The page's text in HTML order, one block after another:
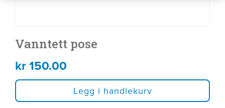
Vanntett pose
kr150.00
Legg i handlekurv